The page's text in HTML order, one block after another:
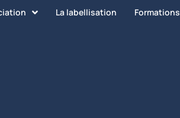
La labellisation Formations